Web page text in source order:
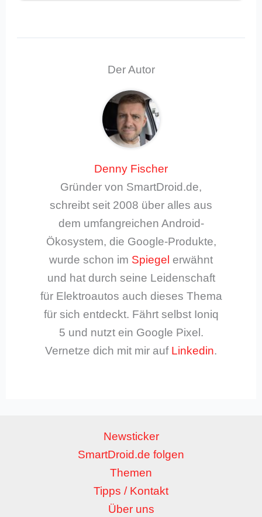
Der Autor
Denny Fischer
Gründer von SmartDroid.de,
schreibt seit 2008 über alles aus
dem umfangreichen Android-
Ökosystem, die Google-Produkte,
wurde schon im Spiegel erwähnt
und hat durch seine Leidenschaft
für Elektroautos auch dieses Thema
für sich entdeckt. Fährt selbst Ioniq
5 und nutzt ein Google Pixel.
Vernetze dich mit mir auf Linkedin.
Newsticker
SmartDroid.de folgen
Themen
Tipps / Kontakt
Über uns